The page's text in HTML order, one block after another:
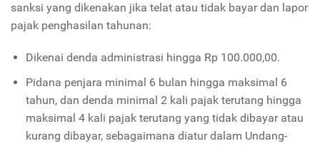
sanksi yang dikenakan jika telat atau tidak bayar dan lapor
pajak penghasilan tahunan:
Dikenai denda administrasi hingga Rp 100.000,00.
Pidana penjara minimal 6 bulan hingga maksimal 6
tahun, dan denda minimal 2 kali pajak terutang hingga
maksimal 4 kali pajak terutang yang tidak dibayar atau
kurang dibayar, sebagaimana diatur dalam Undang-